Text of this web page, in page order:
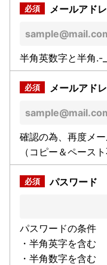
メールアド
半角英数字と半角.-
メールアド
確認の為、再度メ
（コピー＆ペースト
パスワード
パスワードの条件
・半角英字を含む
・半角数字を含む